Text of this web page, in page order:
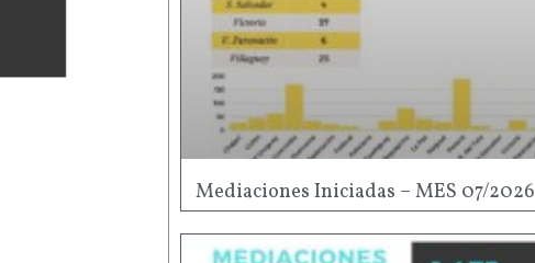
Mediaciones Iniciadas – MES 07/2026